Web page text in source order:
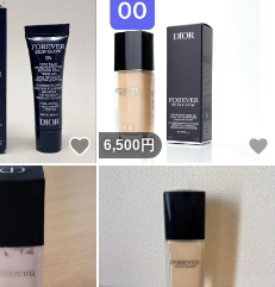
いいね！
6,500 円